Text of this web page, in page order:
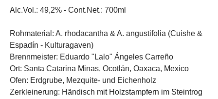
Alc.Vol.: 49,2% - Cont.Net.: 700ml
Rohmaterial: A. rhodacantha & A. angustifolia (Cuishe &
Espadín - Kulturagaven)
Brennmeister: Eduardo "Lalo" Ángeles Carreño
Ort: Santa Catarina Minas, Ocotlán, Oaxaca, Mexico
Ofen: Erdgrube, Mezquite- und Eichenholz
Zerkleinerung: Händisch mit Holzstampfern im Steintrog